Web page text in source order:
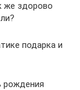
же здорово
подарка и
рождения